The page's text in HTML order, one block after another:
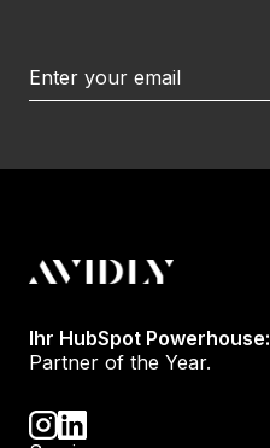
Ihr HubSpot Powerhouse:
Partner of the Year.